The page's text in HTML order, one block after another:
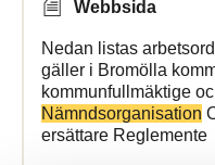
Webbsida
Nedan listas
gäller i Bromölla
kommunfullmäktige
Nämndsorganisation
ersättare Reglemente